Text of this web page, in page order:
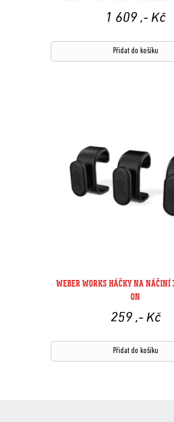
1 609 ,- Kč
Přidat do košíku
WEBER WORKS HÁČKY NA
ON
259 ,- Kč
Přidat do košíku